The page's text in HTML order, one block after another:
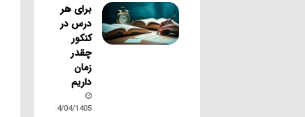
برای هر
درس در
کنکور
چقدر
زمان
داریم
14/04/1405